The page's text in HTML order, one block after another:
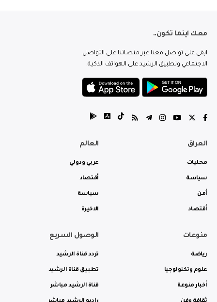
معك اينما تكون..
ابقى على تواصل معنا عبر منصاتنا على التواصل
الاجتماعي وتطبيق الرشيد على الهواتف الذكية.
العراق
محليات
سياسة
أمن
أقتصاد
العالم
عربي ودولي
أقتصاد
سياسة
الاخيرة
منوعات
رياضة
علوم وتكنولوجيا
أخبار منوعة
الوصول السريع
تردد قناة الرشيد
تطبيق قناة الرشيد
قناة الرشيد مباشر